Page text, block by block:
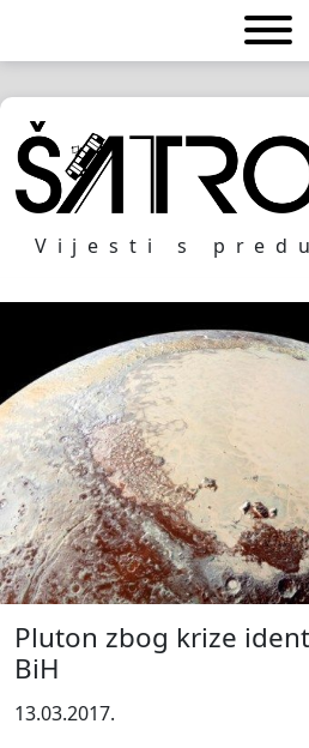
Vijesti s
Pluton zbog krize
BiH
13.03.2017.